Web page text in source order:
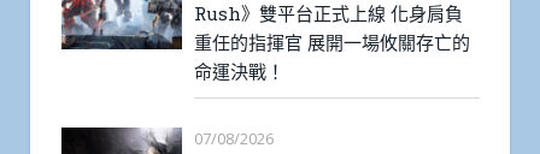
Rush》雙平台正式上線 化身肩負
重任的指揮官 展開一場攸關存亡的
命運決戰！
07/08/2026